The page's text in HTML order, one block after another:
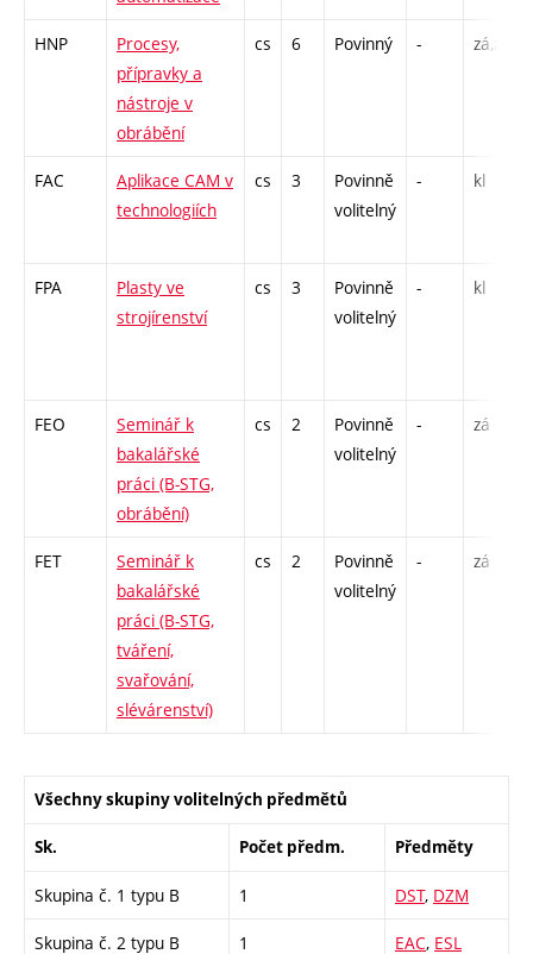
HNP
Procesy,
přípravky a
nástroje v
obrábění
cs 6 Povinný - zá,zk
FAC
Aplikace CAM v
technologiích
cs 3
Povinně
volitelný
- kl
FPA
Plasty ve
strojírenství
cs 3
Povinně
volitelný
- kl
FEO
Seminář k
bakalářské
práci (B-STG,
obrábění)
cs 2
Povinně
volitelný
- zá
FET
Seminář k
bakalářské
práci (B-STG,
tváření,
svařování,
slévárenství)
cs 2
Povinně
volitelný
- zá
Všechny skupiny volitelných předmětů
Sk. Počet předm. Předměty
Skupina č. 1 typu B 1 DST, DZM
Skupina č. 2 typu B 1 EAC, ESL